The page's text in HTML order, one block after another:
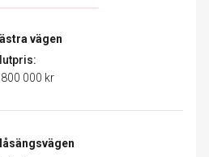
vägen
000 kr